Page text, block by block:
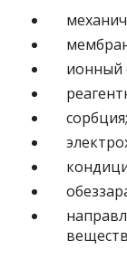
ионный
сорбция;